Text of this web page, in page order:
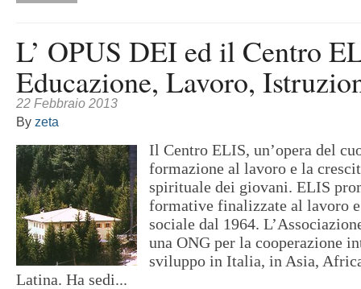
L’ OPUS DEI ed il Centro
Educazione, Lavoro,
22 Febbraio 2013
By zeta
Il Centro ELIS, un’opera del
formazione al lavoro e la
spirituale dei giovani. ELIS
formative finalizzate al lavoro
sociale dal 1964.
una ONG per la cooperazione
sviluppo in Italia, in Asia,
Latina. Ha sedi...